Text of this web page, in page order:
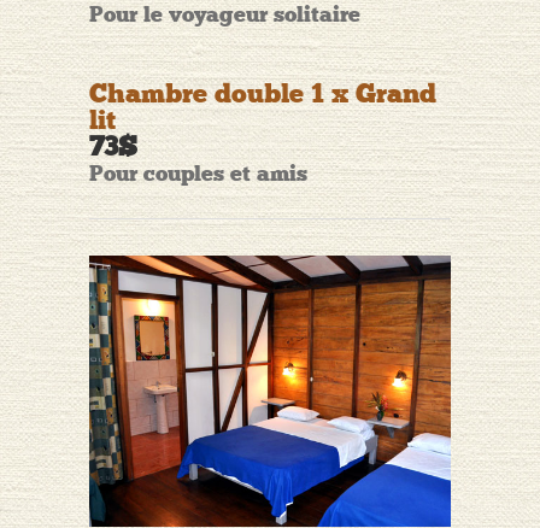
Pour le voyageur solitaire
Chambre double 1 x Grand
lit
73$
Pour couples et amis